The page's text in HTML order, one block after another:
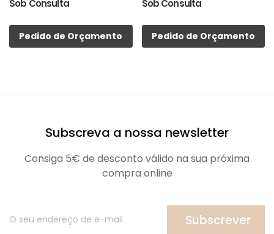
Sob Consulta
Pedido de Orçamento
Sob Consulta
Pedido de Orçamento
Subscreva a nossa newsletter
Consiga 5€ de desconto válido na sua próxima
compra online
Subscrever